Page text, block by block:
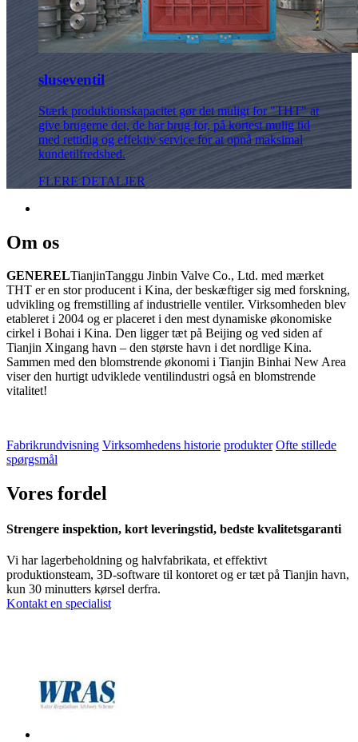
sluseventil
Stærk produktionskapacitet gør det muligt for "THT" at
give brugerne det, de har brug for, på kortest mulig tid
med rettidig og effektiv service for at opnå maksimal
kundetilfredshed.
FLERE DETALJER
Om os
GENERELTianjinTanggu Jinbin Valve Co., Ltd. med mærket
THT er en stor producent i Kina, der beskæftiger sig med forskning,
udvikling og fremstilling af industrielle ventiler. Virksomheden blev
etableret i 2004 og er placeret i den mest dynamiske økonomiske
cirkel i Bohai i Kina. Den ligger tæt på Beijing og ved siden af ​​
Tianjin Xingang havn – den største havn i det nordlige Kina.
Sammen med den blomstrende økonomi i Tianjin Binhai New Area
viser den hurtigt udviklede ventilindustri også en blomstrende
vitalitet!
Fabrikrundvisning Virksomhedens historie produkter Ofte stillede
spørgsmål
Vores fordel
Strengere inspektion, kort leveringstid, bedste kvalitetsgaranti
Vi har lagerbeholdning og halvfabrikata, et effektivt
produktionsteam, 3D-software til kontoret og er tæt på Tianjin havn,
kun 30 minutters kørsel derfra.
Kontakt en specialist